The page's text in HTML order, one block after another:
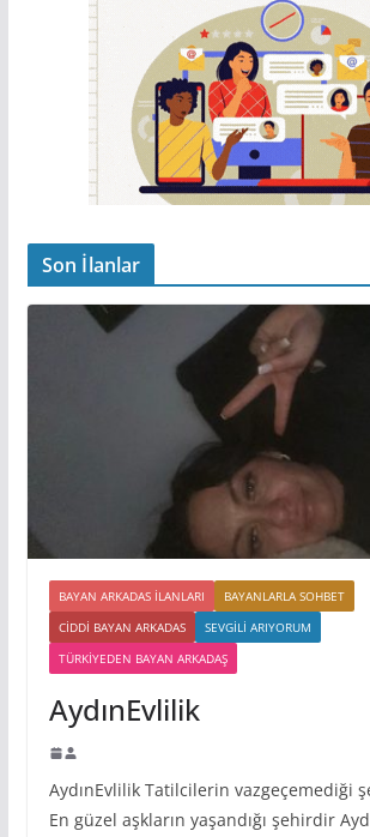
Son İlanlar
BAYAN ARKADAS ILANLARI
BAYANLARLA SOHBET
CIDDI BAYAN ARKADAS
SEVGILI ARIYORUM
TÜRKIYEDEN BAYAN ARKADAŞ
AydınEvlilik
AydınEvlilik Tatilcilerin vazgeçemediği
En güzel aşkların yaşandığı şehirdir